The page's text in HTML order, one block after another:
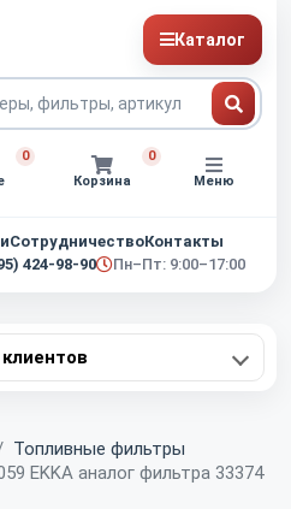
Каталог
0
Корзина
0
Меню
СотрудничествоКонтакты
424-98-90 Пн–Пт: 9:00–17:00
Топливные фильтры
EKKA аналог фильтра 33374